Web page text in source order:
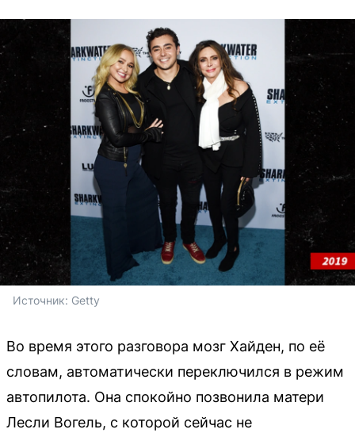
Источник: Getty
Во время этого разговора мозг Хайден, по её
словам, автоматически переключился в режим
автопилота. Она спокойно позвонила матери
Лесли Вогель, с которой сейчас не